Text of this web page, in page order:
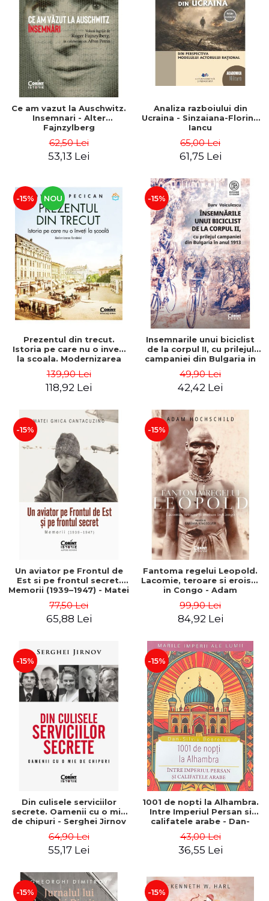
Ce am vazut la Auschwitz.
Insemnari - Alter
Fajnzylberg
62,50 Lei
53,13 Lei
Analiza razboiului din
Ucraina - Sinzaiana-Florina
Iancu
65,00 Lei
61,75 Lei
-15% NOU
Prezentul din trecut.
Istoria pe care nu o inveti
la scoala. Modernizarea
139,90 Lei
118,92 Lei
-15%
Insemnarile unui biciclist
de la corpul II, cu prilejul
campaniei din Bulgaria in
49,90 Lei
42,42 Lei
-15%
Un aviator pe Frontul de
Est si pe frontul secret.
Memorii (1939–1947) - Matei
77,50 Lei
65,88 Lei
-15%
Fantoma regelui Leopold.
Lacomie, teroare si eroism
in Congo - Adam
99,90 Lei
84,92 Lei
-15%
Din culisele serviciilor
secrete. Oamenii cu o mie
de chipuri - Serghei Jirnov
64,90 Lei
55,17 Lei
-15%
1001 de nopti la Alhambra.
Intre Imperiul Persan si
califatele arabe - Dan-
43,00 Lei
36,55 Lei
-15% -15%